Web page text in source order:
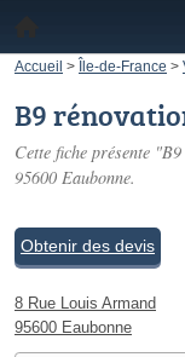
Accueil > Île-de-France >
B9
Cette fiche présente
95600 Eaubonne.
Obtenir des devis
8 Rue Louis Armand
95600 Eaubonne